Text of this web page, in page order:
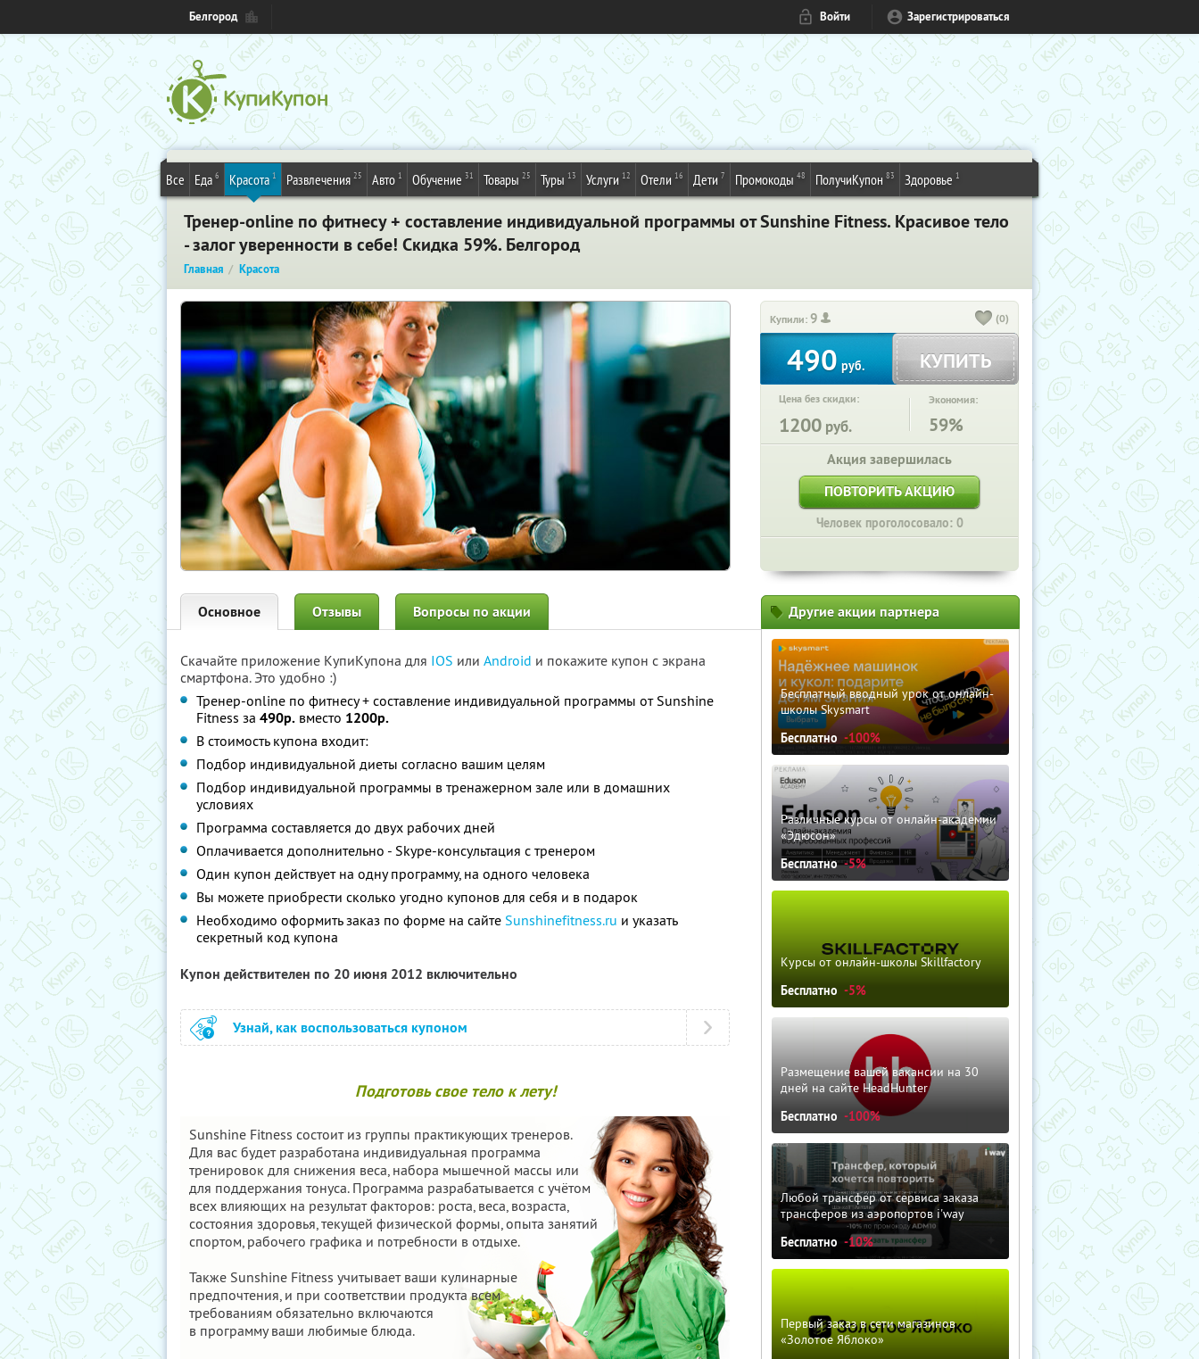
Белгород Войти Зарегистрироваться
Все Еда 6 Красота 1 Развлечения 25 Авто 1 Обучение 31 Товары 25 Туры 13 Услуги 12 Отели 16 Дети 7 Промокоды 48 ПолучиКупон 83 Здоровье 1
Тренер-online по фитнесу + составление индивидуальной программы от Sunshine Fitness. Красивое тело
- залог уверенности в себе! Cкидка 59%. Белгород
Главная Красота
Купили:9 (0)
490 руб. КУПИТЬ
Цена без скидки:
1200 руб.
Экономия:
59%
Акция завершилась
ПОВТОРИТЬ АКЦИЮ
Человек проголосовало: 0
Основное Отзывы Вопросы по акции
Скачайте приложение КупиКупона для IOS или Android и покажите купон с экрана
смартфона. Это удобно :)
Тренер-online по фитнесу + составление индивидуальной программы от Sunshine
Fitness за 490р. вместо 1200р.
В стоимость купона входит:
Подбор индивидуальной диеты согласно вашим целям
Подбор индивидуальной программы в тренажерном зале или в домашних
условиях
Программа составляется до двух рабочих дней
Оплачивается дополнительно - Skype-консультация с тренером
Один купон действует на одну программу, на одного человека
Вы можете приобрести сколько угодно купонов для себя и в подарок
Необходимо оформить заказ по форме на сайте Sunshinefitness.ru и указать
секретный код купона
Купон действителен по 20 июня 2012 включительно
Узнай, как воспользоваться купоном
Подготовь свое тело к лету!
Sunshine Fitness состоит из группы практикующих тренеров.
Для вас будет разработана индивидуальная программа
тренировок для снижения веса, набора мышечной массы или
для поддержания тонуса. Программа разрабатывается с учётом
всех влияющих на результат факторов: роста, веса, возраста,
состояния здоровья, текущей физической формы, опыта занятий
спортом, рабочего графика и потребности в отдыхе.
Также Sunshine Fitness учитывает ваши кулинарные
предпочтения, и при соответствии продукта всем
требованиям обязательно включаются
в программу ваши любимые блюда.
Другие акции партнера
Бесплатный вводный урок от онлайн-
школы Skysmart
Бесплатно -100%
Различные курсы от онлайн-академии
«Эдюсон»
Бесплатно -5%
Курсы от онлайн-школы Skillfactory
Бесплатно -5%
Размещение вашей вакансии на 30
дней на сайте HeadHunter
Бесплатно -100%
Любой трансфер от сервиса заказа
трансферов из аэропортов i'way
Бесплатно -10%
Первый заказ в сети магазинов
«Золотое Яблоко»